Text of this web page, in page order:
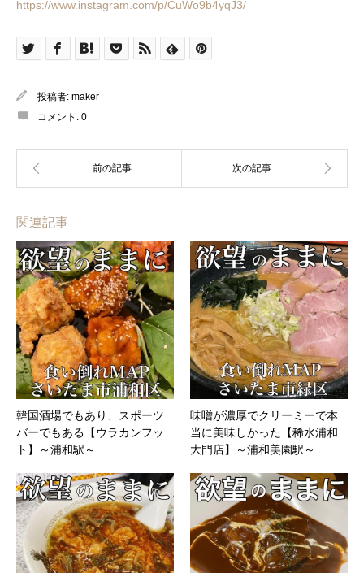
https://www.instagram.com/p/CuWo9b4yqJ3/
投稿者: maker
コメント: 0
関連記事
韓国酒場でもあり、スポーツ
バーでもある【ウラカンフッ
ト】～浦和駅～
味噌が濃厚でクリーミーで本
当に美味しかった【稀水浦和
大門店】～浦和美園駅～